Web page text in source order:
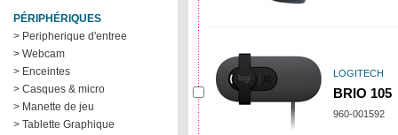
PÉRIPHÉRIQUES
> Peripherique d'entree
> Webcam
> Enceintes
> Casques & micro
> Manette de jeu
> Tablette Graphique
LOGITECH
BRIO 105
960-001592